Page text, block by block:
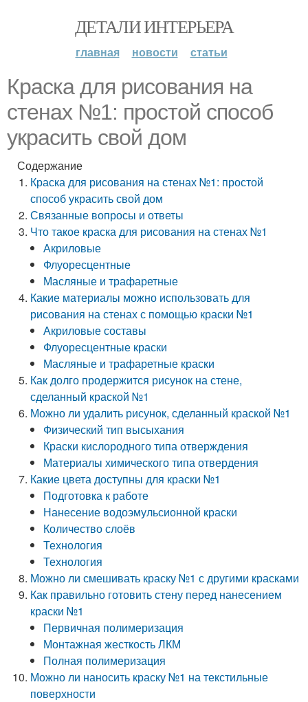
ДЕТАЛИ ИНТЕРЬЕРА
главная новости статьи
Краска для рисования на
стенах №1: простой способ
украсить свой дом
Содержание
Краска для рисования на стенах №1: простой
способ украсить свой дом
Связанные вопросы и ответы
Что такое краска для рисования на стенах №1
Акриловые
Флуоресцентные
Масляные и трафаретные
Какие материалы можно использовать для
рисования на стенах с помощью краски №1
Акриловые составы
Флуоресцентные краски
Масляные и трафаретные краски
Как долго продержится рисунок на стене,
сделанный краской №1
Можно ли удалить рисунок, сделанный краской №1
Физический тип высыхания
Краски кислородного типа отверждения
Материалы химического типа отвердения
Какие цвета доступны для краски №1
Подготовка к работе
Нанесение водоэмульсионной краски
Количество слоёв
Технология
Технология
Можно ли смешивать краску №1 с другими красками
Как правильно готовить стену перед нанесением
краски №1
Первичная полимеризация
Монтажная жесткость ЛКМ
Полная полимеризация
Можно ли наносить краску №1 на текстильные
поверхности